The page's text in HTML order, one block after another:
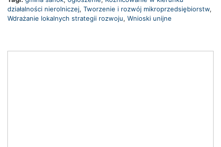
działalności nierolniczej, Tworzenie i rozwój mikroprzedsiębiorstw,
Wdrażanie lokalnych strategii rozwoju, Wnioski unijne